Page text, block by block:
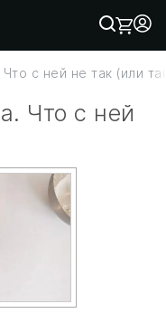
с ней не так (или
Что с ней